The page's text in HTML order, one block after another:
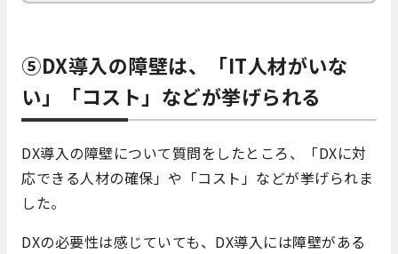
⑤DX導入の障壁は、「IT人材がいな
い」「コスト」などが挙げられる
DX導入の障壁について質問をしたところ、「DXに対
応できる人材の確保」や「コスト」などが挙げられま
した。
DXの必要性は感じていても、DX導入には障壁がある